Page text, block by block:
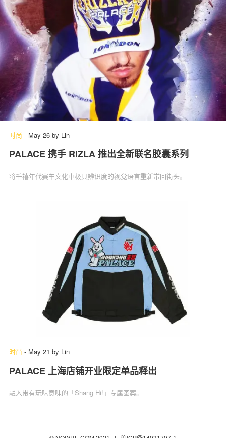
时尚 - May 26 by Lin
PALACE 携手 RIZLA 推出全新联名胶囊系列
将千禧年代赛车文化中极具辨识度的视觉语言重新带回街头。
时尚 - May 21 by Lin
PALACE 上海店铺开业限定单品释出
融入带有玩味意味的「Shang Hi!」专属图案。